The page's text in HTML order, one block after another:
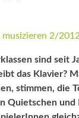
musizieren 2/
sind seit
das Klavier?
stimmen, die
Quietschen und